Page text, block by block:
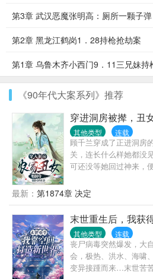
第3章 武汉恶魔张明高：厕所一颗子
第2章 黑龙江鹤岗1．28持枪抢劫案
第1章 乌鲁木齐小西门9．11三兄妹
《90年代大案系列》推荐
穿进洞房被撵，丑
其他类型 连载
顾千兰穿成了正进洞房
关，连长什么样她都没
可还没等她回过神来，
大待她不薄，增送空间
自搞钱他不香吗？还要
婆不要太爽了。谁知男
娃的。顾千兰叉着腰，“
多远滚多远……这时，一
的就爱出现在她的身边
我的……该还了吧！要
银子可多得是。男人凉
最新： 第1874章 决定
末世重生后，我获
其他类型 连载
丧尸病毒突然爆发，大
会，极热、洪水、海啸
变异接踵而来…末世苦